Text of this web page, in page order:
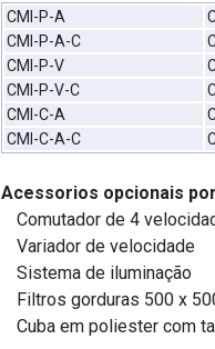
CMI-P-A
CMI-P-A-C
CMI-P-V
CMI-P-V-C
CMI-C-A
CMI-C-A-C
Acessorios opcionais
Comutador de 4
Variador de velocidade
Sistema de iluminação
Filtros gorduras 500 x
Cuba em poliester com